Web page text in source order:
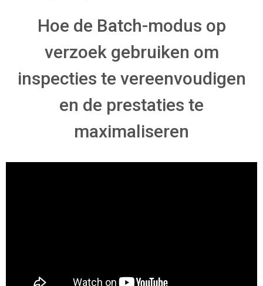
Hoe de Batch-modus op
verzoek gebruiken om
inspecties te vereenvoudigen
en de prestaties te
maximaliseren